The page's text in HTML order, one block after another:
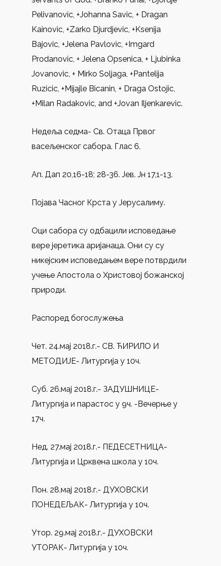
Pelivanovic, +Johanna Savic, + Dragan
Kainovic, +Zarko Djurdjevic, +Ksenija
Bajovic, +Jelena Pavlovic, +Imgard
Prodanovic, + Jelena Opsenica, + Ljubinka
Jovanovic, + Mirko Soljaga, +Pantelija
Ruzicic, +Mijajle Bicanin, + Draga Ostojic,
+Milan Radakovic, and +Jovan Iljenkarevic.
Недеља седма- Св. Отаца Првог
васељенског сабора. Глас 6.
Ап. Дап 20,16-18; 28-36. Јев. Јн 17,1-13.
Појава Часног Крста у Јерусалиму.
Оци сабора су одбацили исповедање
вере јеретика аријанаца. Они су су
никејским исповедањем вере потврдили
учење Апостола о Христовој божанској
природи.
Распоред богослужења
Чет. 24.мај 2018.г.- СВ. ЋИРИЛО И
МЕТОДИЈЕ- Литургија у 10ч.
Суб. 26.мај 2018.г.- ЗАДУШНИЦЕ-
Литургија и парастос у 9ч. -Вечерње у
17ч.
Нед. 27.мај 2018.г.- ПЕДЕСЕТНИЦА-
Литургија и Црквена школа у 10ч.
Пон. 28.мај 2018.г.- ДУХОВСКИ
ПОНЕДЕЉАК- Литургија у 10ч.
Утор. 29.мај 2018.г.- ДУХОВСКИ
УТОРАК- Литургија у 10ч.